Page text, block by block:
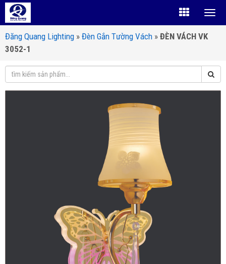
Đăng Quang Lighting » Đèn Gắn Tường Vách » ĐÈN VÁCH VK
3052-1